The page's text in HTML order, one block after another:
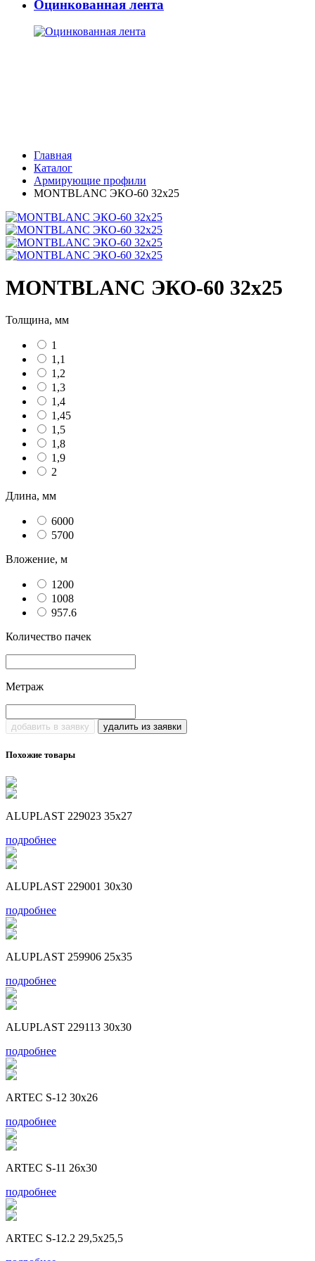
Оцинкованная лента
Главная
Каталог
Армирующие профили
MONTBLANC ЭКО-60 32x25
MONTBLANC ЭКО-60 32x25
Толщина, мм
1
1,1
1,2
1,3
1,4
1,45
1,5
1,8
1,9
2
Длина, мм
6000
5700
Вложение, м
1200
1008
957.6
Количество пачек
Метраж
добавить в заявку удалить из заявки
Похожие товары
ALUPLAST 229023 35x27
подробнее
ALUPLAST 229001 30x30
подробнее
ALUPLAST 259906 25x35
подробнее
ALUPLAST 229113 30x30
подробнее
ARTEC S-12 30x26
подробнее
ARTEC S-11 26x30
подробнее
ARTEC S-12.2 29,5x25,5